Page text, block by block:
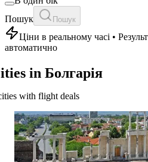
Пошук
Пошук
Ціни в реальному часі •
автоматично
in Болгарія
with flight deals